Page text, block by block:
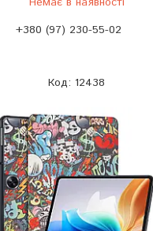
+380 (97) 230-55-02
12438